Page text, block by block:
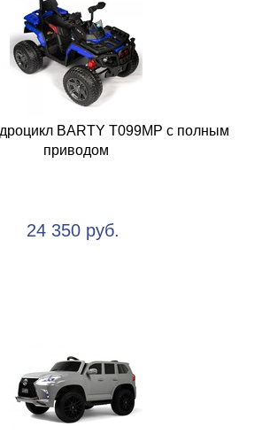
BARTY T099MP с полным
приводом
24 350 руб.